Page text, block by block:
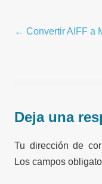
Navegación
← Convertir AIFF a
Deja una
Tu dirección de
Los campos